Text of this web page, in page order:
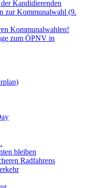
Kandidierenden
zur Kommunalwahl (9.
Kommunalwahlen!
zum ÖPNV in
bleiben
Radfahrens